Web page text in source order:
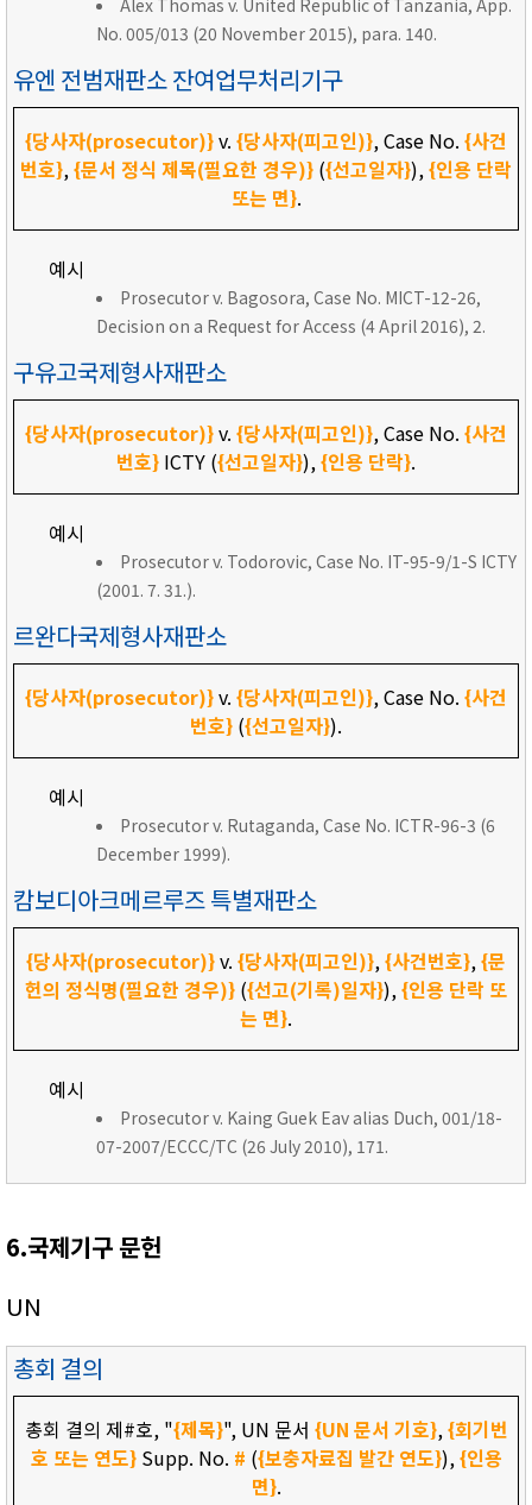
Alex Thomas v. United Republic of Tanzania, App.
No. 005/013 (20 November 2015), para. 140.
유엔 전범재판소 잔여업무처리기구
{당사자(prosecutor)}v. {당사자(피고인)}, Case No. {사건
번호},{문서 정식 제목(필요한 경우)} ({선고일자}),{인용 단락
또는 면}.
예시
Prosecutor v. Bagosora, Case No. MICT-12-26,
Decision on a Request for Access (4 April 2016), 2.
구유고국제형사재판소
{당사자(prosecutor)}v. {당사자(피고인)}, Case No. {사건
번호} ICTY ({선고일자}),{인용 단락}.
예시
Prosecutor v. Todorovic, Case No. IT-95-9/1-S ICTY
(2001. 7. 31.).
르완다국제형사재판소
{당사자(prosecutor)}v. {당사자(피고인)}, Case No. {사건
번호} ({선고일자}).
예시
Prosecutor v. Rutaganda, Case No. ICTR-96-3 (6
December 1999).
캄보디아크메르루즈 특별재판소
{당사자(prosecutor)}v. {당사자(피고인)},{사건번호},{문
헌의 정식명(필요한 경우)} ({선고(기록)일자}),{인용 단락 또
는 면}.
예시
Prosecutor v. Kaing Guek Eav alias Duch, 001/18-
07-2007/ECCC/TC (26 July 2010), 171.
6.국제기구 문헌
UN
총회 결의
총회 결의 제#호, "{제목}", UN 문서 {UN 문서 기호},{회기번
호 또는 연도}Supp. No. # ({보충자료집 발간 연도}),{인용
면}.